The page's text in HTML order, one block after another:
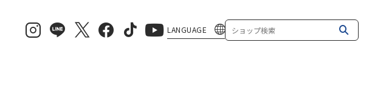
LANGUAGE